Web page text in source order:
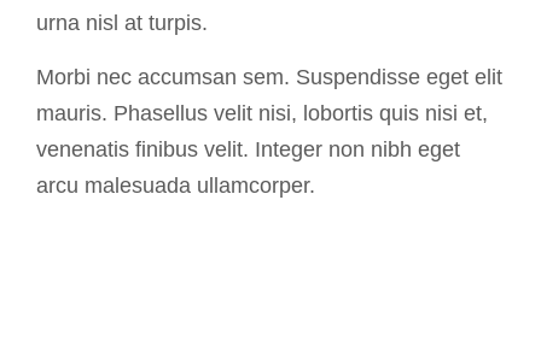
urna nisl at turpis.
Morbi nec accumsan sem. Suspendisse eget elit
mauris. Phasellus velit nisi, lobortis quis nisi et,
venenatis finibus velit. Integer non nibh eget
arcu malesuada ullamcorper.